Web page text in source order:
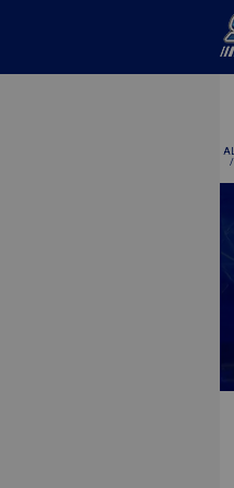
/